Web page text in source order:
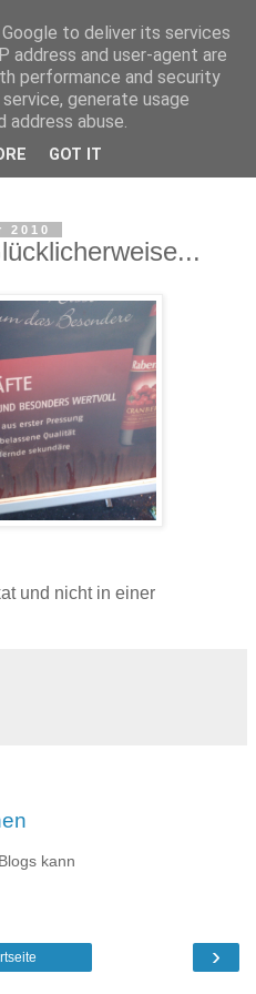
2010
und nicht in einer
kann
›
to deliver its services
address and user-agent are
performance and security
generate usage
abuse.
GOT IT